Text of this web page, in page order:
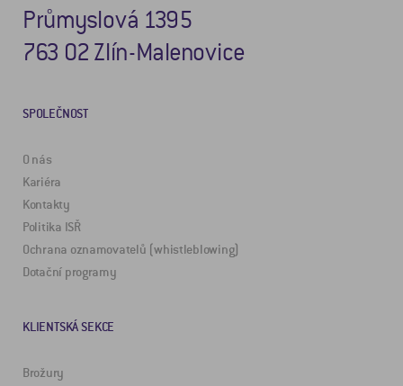
Průmyslová 1395
763 02 Zlín-Malenovice
SPOLEČNOST
O nás
Kariéra
Kontakty
Politika ISŘ
Ochrana oznamovatelů (whistleblowing)
Dotační programy
KLIENTSKÁ SEKCE
Brožury